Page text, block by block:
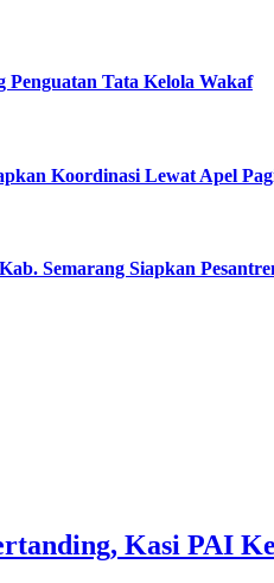
Tata Kelola Wakaf
Koordinasi Lewat Apel
Semarang Siapkan
Kasi PAI